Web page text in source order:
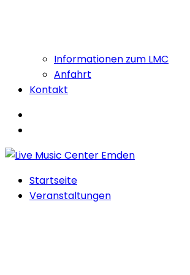
Informationen zum LMC
Anfahrt
Kontakt
Startseite
Veranstaltungen